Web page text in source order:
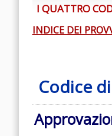
I QUATTRO
INDICE DEI
Codice